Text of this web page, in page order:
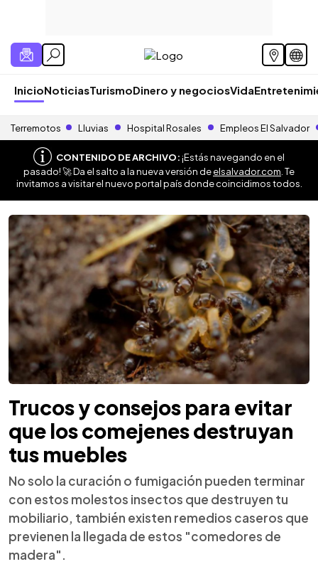
InicioNoticiasTurismoDinero y negociosVida
Terremotos Lluvias Hospital Rosales Empleos El Salvador
CONTENIDO DE ARCHIVO:¡Estás navegando en el
pasado! 🚀 Da el salto a la nueva versión deelsalvador.com . Te
invitamos a visitar el nuevo portal país donde coincidimos todos.
Trucos y consejos para evitar
que los comejenes destruyan
tus muebles
No solo la curación o fumigación pueden terminar
con estos molestos insectos que destruyen tu
mobiliario, también existen remedios caseros que
previenen la llegada de estos "comedores de
madera".